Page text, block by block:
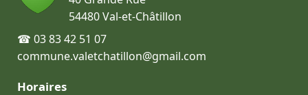
54480 Val-et-Châtillon
☎ 03 83 42 51 07
commune.valetchatillon@gmail.com
Horaires